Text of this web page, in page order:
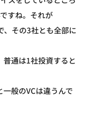
すね。それが
、その3社とも全部に
通は1社投資すると
般のVCは違うんで